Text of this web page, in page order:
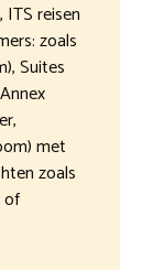
reisen
zoals
Suites
met
zoals
of